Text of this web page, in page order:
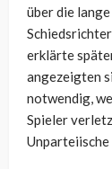
über die
erklärte
angezeigten
notwendig,
Spieler
Unparteiische